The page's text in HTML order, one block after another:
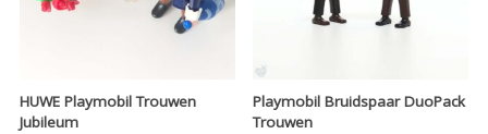
HUWE Playmobil Trouwen
Jubileum
Playmobil Bruidspaar DuoPack
Trouwen